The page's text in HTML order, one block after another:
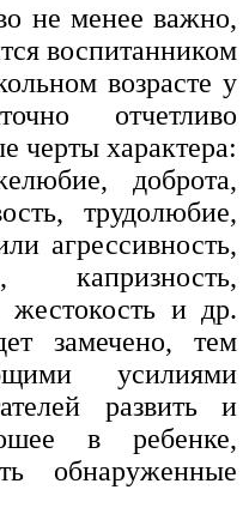
не менее важно,
воспитанником
возрасте у
отчетливо
черты характера:
доброта,
трудолюбие,
агрессивность,
капризность,
жестокость и др.
замечено, тем
усилиями
развить и
в ребенке,
обнаруженные